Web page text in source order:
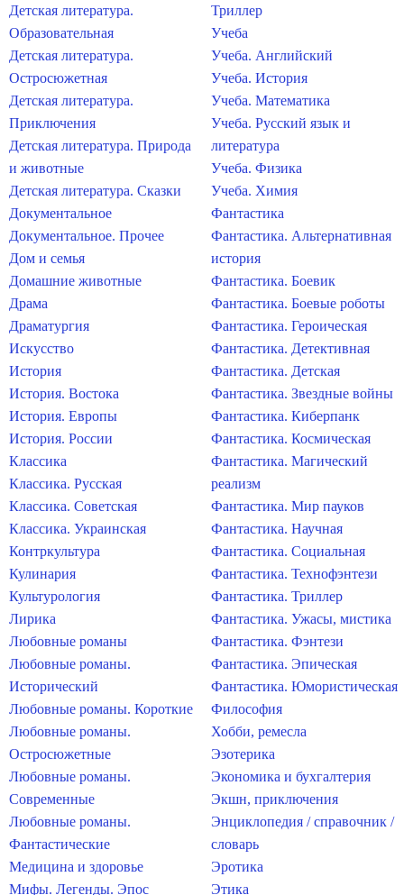
Детская литература.
Образовательная
Детская литература.
Остросюжетная
Детская литература.
Приключения
Детская литература. Природа
и животные
Детская литература. Сказки
Документальное
Документальное. Прочее
Дом и семья
Домашние животные
Драма
Драматургия
Искусство
История
История. Востока
История. Европы
История. России
Классика
Классика. Русская
Классика. Советская
Классика. Украинская
Контркультура
Кулинария
Культурология
Лирика
Любовные романы
Любовные романы.
Исторический
Любовные романы. Короткие
Любовные романы.
Остросюжетные
Любовные романы.
Современные
Любовные романы.
Фантастические
Медицина и здоровье
Мифы. Легенды. Эпос
Триллер
Учеба
Учеба. Английский
Учеба. История
Учеба. Математика
Учеба. Русский язык и
литература
Учеба. Физика
Учеба. Химия
Фантастика
Фантастика. Альтернативная
история
Фантастика. Боевик
Фантастика. Боевые роботы
Фантастика. Героическая
Фантастика. Детективная
Фантастика. Детская
Фантастика. Звездные войны
Фантастика. Киберпанк
Фантастика. Космическая
Фантастика. Магический
реализм
Фантастика. Мир пауков
Фантастика. Научная
Фантастика. Социальная
Фантастика. Технофэнтези
Фантастика. Триллер
Фантастика. Ужасы, мистика
Фантастика. Фэнтези
Фантастика. Эпическая
Фантастика. Юмористическая
Философия
Хобби, ремесла
Эзотерика
Экономика и бухгалтерия
Экшн, приключения
Энциклопедия / справочник /
словарь
Эротика
Этика